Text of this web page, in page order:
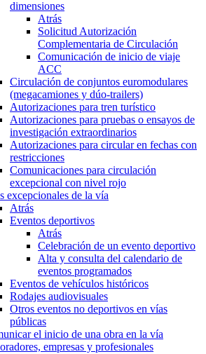
dimensiones
Atrás
Solicitud Autorización
Complementaria de Circulación
Comunicación de inicio de viaje
ACC
Circulación de conjuntos euromodulares
(megacamiones y dúo-trailers)
Autorizaciones para tren turístico
Autorizaciones para pruebas o ensayos de
investigación extraordinarios
Autorizaciones para circular en fechas con
restricciones
Comunicaciones para circulación
excepcional con nivel rojo
excepcionales de la vía
Atrás
Eventos deportivos
Atrás
Celebración de un evento deportivo
Alta y consulta del calendario de
eventos programados
Eventos de vehículos históricos
Rodajes audiovisuales
Otros eventos no deportivos en vías
públicas
el inicio de una obra en la vía
empresas y profesionales